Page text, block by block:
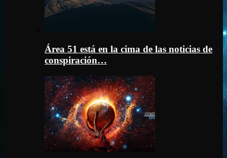
Área 51 está en la cima de las noticias de
conspiración…